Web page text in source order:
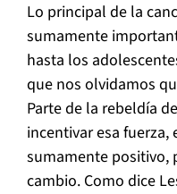
Lo principal de la
sumamente
hasta los
que nos olvidamos
Parte de la rebeldía
incentivar esa fuerza,
sumamente positivo,
cambio. Como dice